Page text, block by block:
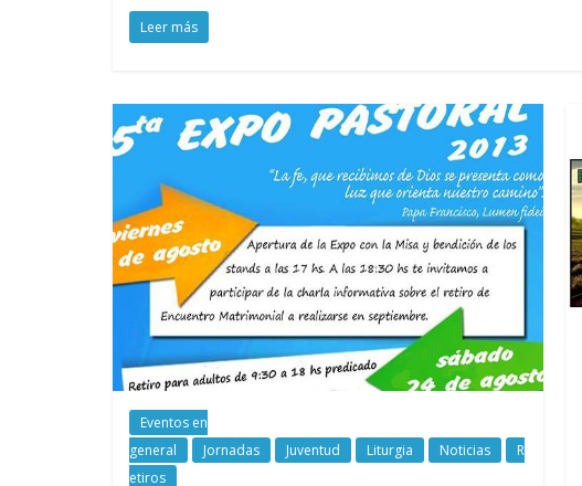
Leer más
Eventos en
general
Jornadas Juventud Liturgia Noticias
R
etiros